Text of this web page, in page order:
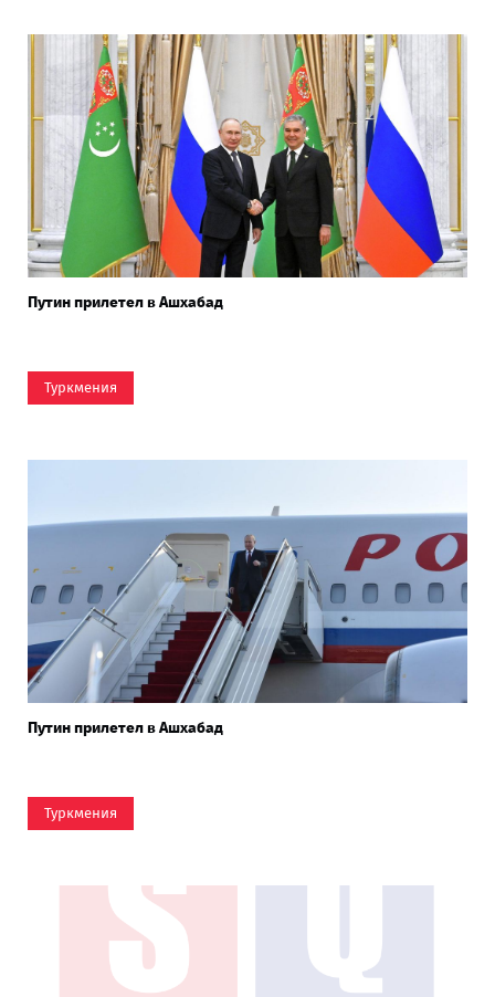
Путин прилетел в Ашхабад
Туркмения
Путин прилетел в Ашхабад
Туркмения